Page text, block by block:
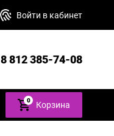
Войти в кабинет
8 812 385-74-08
0 Корзина